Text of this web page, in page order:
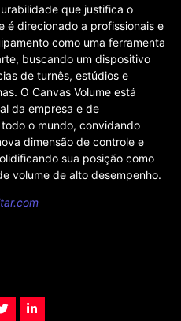
que justifica o
é direcionado a profissionais e
como uma ferramenta
buscando um dispositivo
de turnês, estúdios e
O Canvas Volume está
da empresa e de
o mundo, convidando
dimensão de controle e
sua posição como
volume de alto desempenho.